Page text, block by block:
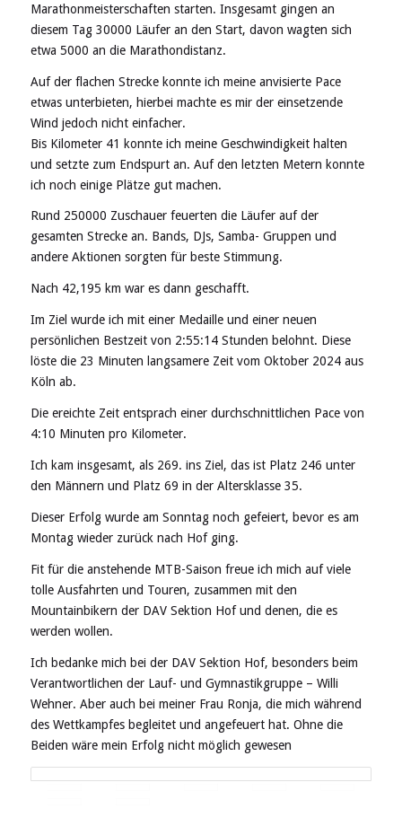
Marathonmeisterschaften starten. Insgesamt gingen an
diesem Tag 30000 Läufer an den Start, davon wagten sich
etwa 5000 an die Marathondistanz.
Auf der flachen Strecke konnte ich meine anvisierte Pace
etwas unterbieten, hierbei machte es mir der einsetzende
Wind jedoch nicht einfacher.
Bis Kilometer 41 konnte ich meine Geschwindigkeit halten
und setzte zum Endspurt an. Auf den letzten Metern konnte
ich noch einige Plätze gut machen.
Rund 250000 Zuschauer feuerten die Läufer auf der
gesamten Strecke an. Bands, DJs, Samba- Gruppen und
andere Aktionen sorgten für beste Stimmung.
Nach 42,195 km war es dann geschafft.
Im Ziel wurde ich mit einer Medaille und einer neuen
persönlichen Bestzeit von 2:55:14 Stunden belohnt. Diese
löste die 23 Minuten langsamere Zeit vom Oktober 2024 aus
Köln ab.
Die ereichte Zeit entsprach einer durchschnittlichen Pace von
4:10 Minuten pro Kilometer.
Ich kam insgesamt, als 269. ins Ziel, das ist Platz 246 unter
den Männern und Platz 69 in der Altersklasse 35.
Dieser Erfolg wurde am Sonntag noch gefeiert, bevor es am
Montag wieder zurück nach Hof ging.
Fit für die anstehende MTB-Saison freue ich mich auf viele
tolle Ausfahrten und Touren, zusammen mit den
Mountainbikern der DAV Sektion Hof und denen, die es
werden wollen.
Ich bedanke mich bei der DAV Sektion Hof, besonders beim
Verantwortlichen der Lauf- und Gymnastikgruppe – Willi
Wehner. Aber auch bei meiner Frau Ronja, die mich während
des Wettkampfes begleitet und angefeuert hat. Ohne die
Beiden wäre mein Erfolg nicht möglich gewesen